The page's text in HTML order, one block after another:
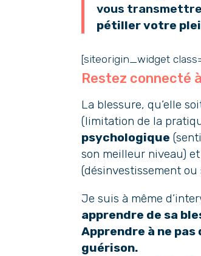
vous
pétiller votre
[siteorigin_widget
Restez connecté
La blessure, qu’elle
(limitation de la
psychologique
son meilleur niveau)
(désinvestissement
Je suis à même
apprendre de sa
Apprendre à ne
guérison.